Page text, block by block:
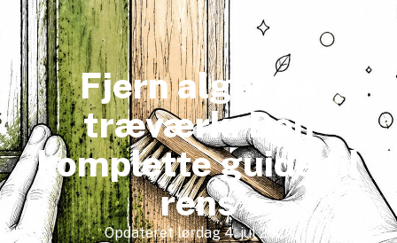
Fjern alger på
træværk: Den
komplette guide til
rens
Opdateret lørdag 4. jul 2026